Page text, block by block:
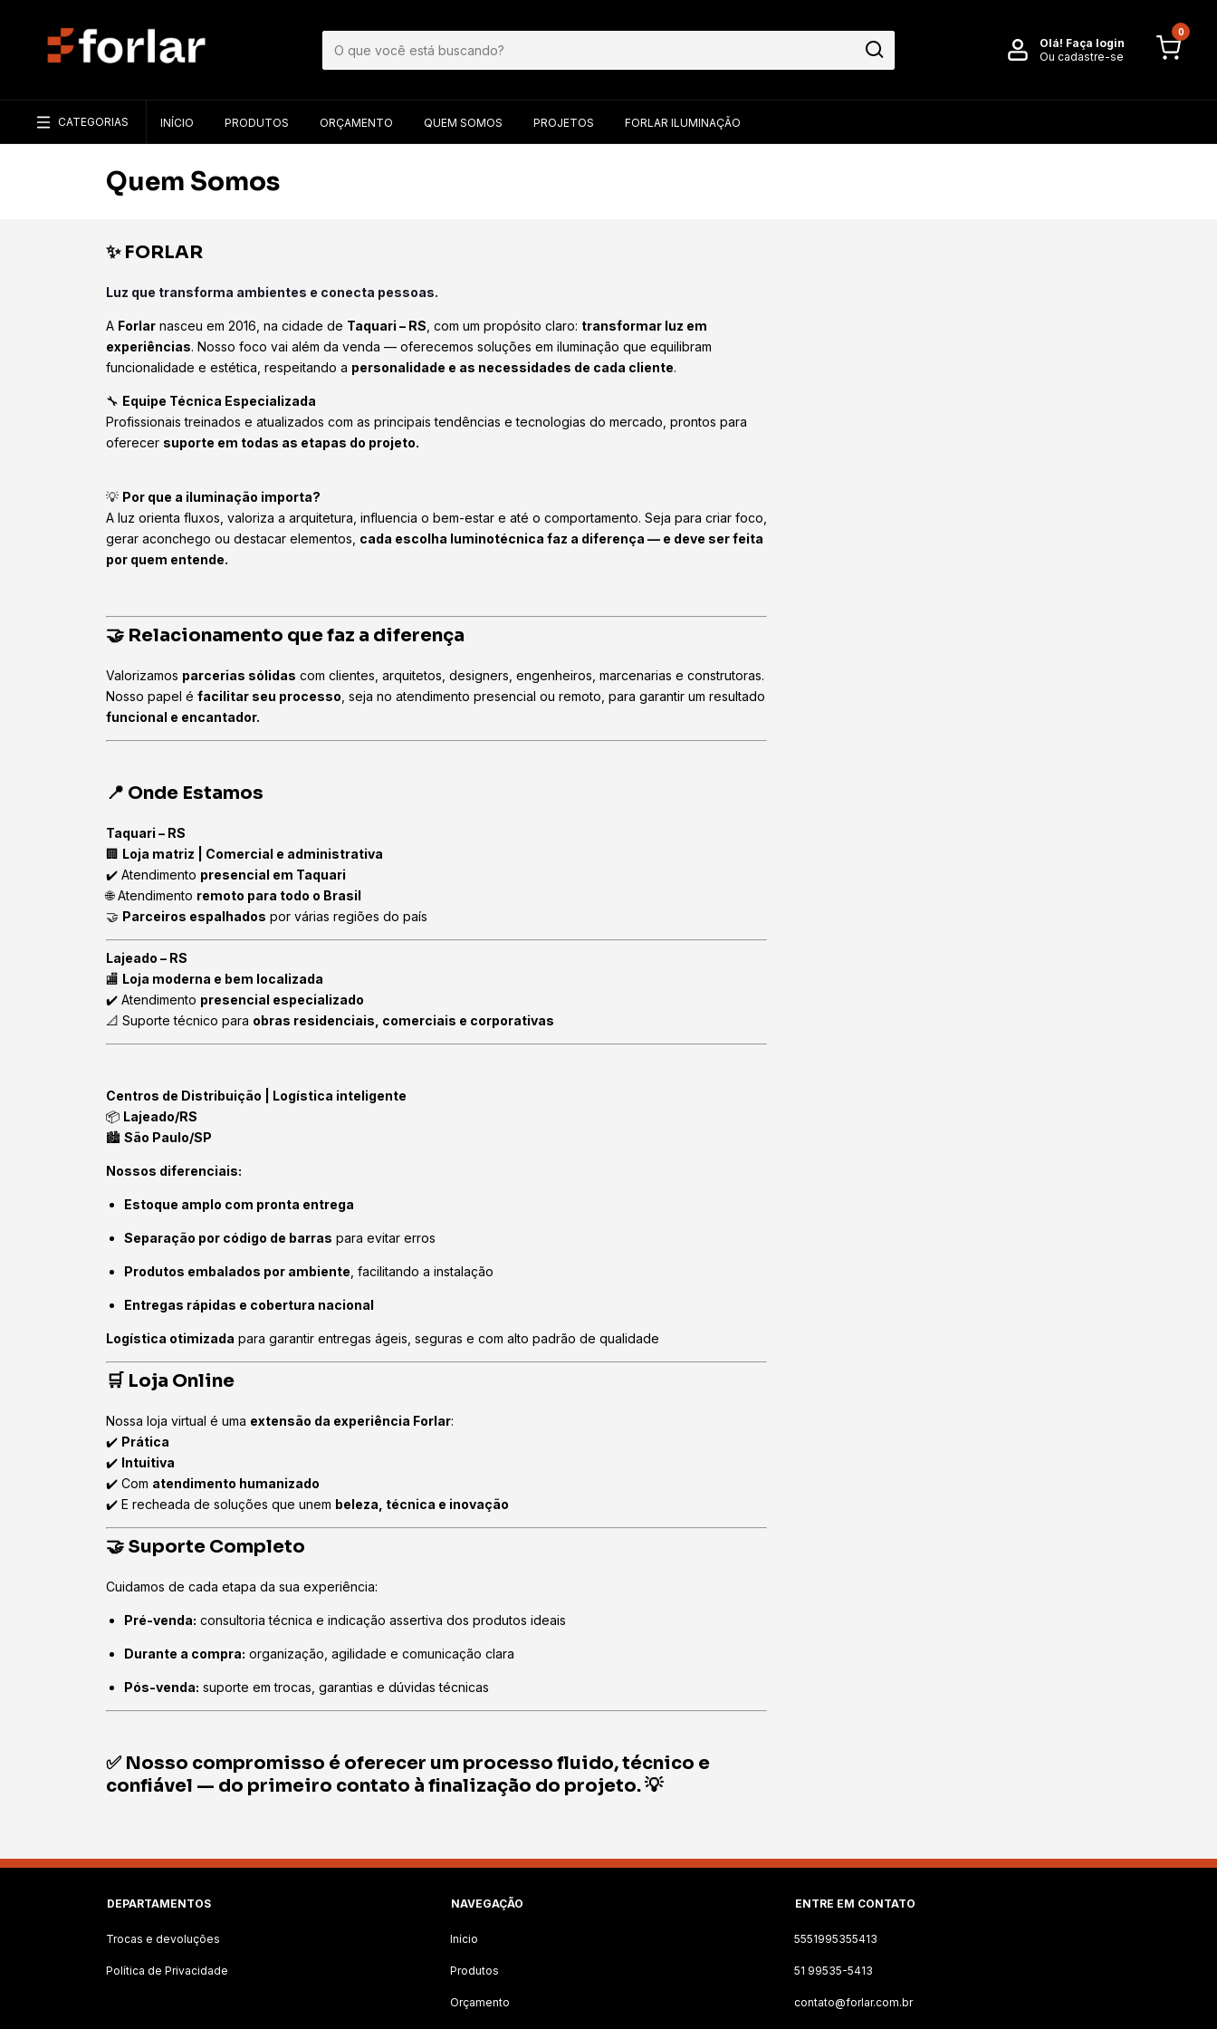
Olá! Faça login
Ou cadastre-se
0
CATEGORIAS INÍCIO PRODUTOS ORÇAMENTO QUEM SOMOS PROJETOS FORLAR ILUMINAÇÃO
Quem Somos
✨ FORLAR
Luz que transforma ambientes e conecta pessoas.
A Forlar nasceu em 2016, na cidade de Taquari – RS , com um propósito claro: transformar luz em
experiências. Nosso foco vai além da venda — oferecemos soluções em iluminação que equilibram
funcionalidade e estética, respeitando a personalidade e as necessidades de cada cliente.
🔧 Equipe Técnica Especializada
Profissionais treinados e atualizados com as principais tendências e tecnologias do mercado, prontos para
oferecer suporte em todas as etapas do projeto.
💡 Por que a iluminação importa?
A luz orienta fluxos, valoriza a arquitetura, influencia o bem-estar e até o comportamento. Seja para criar foco,
gerar aconchego ou destacar elementos, cada escolha luminotécnica faz a diferença — e deve ser feita
por quem entende.
🤝 Relacionamento que faz a diferença
Valorizamos parcerias sólidas com clientes, arquitetos, designers, engenheiros, marcenarias e construtoras.
Nosso papel é facilitar seu processo , seja no atendimento presencial ou remoto, para garantir um resultado
funcional e encantador.
📍 Onde Estamos
Taquari – RS
🏢 Loja matriz | Comercial e administrativa
✔️ Atendimento presencial em Taquari
🌐 Atendimento remoto para todo o Brasil
🤝 Parceiros espalhados por várias regiões do país
Lajeado – RS
🏬 Loja moderna e bem localizada
✔️ Atendimento presencial especializado
📐 Suporte técnico para obras residenciais, comerciais e corporativas
Centros de Distribuição | Logística inteligente
📦 Lajeado/RS
🏙️ São Paulo/SP
Nossos diferenciais:
Estoque amplo com pronta entrega
Separação por código de barras para evitar erros
Produtos embalados por ambiente , facilitando a instalação
Entregas rápidas e cobertura nacional
Logística otimizada para garantir entregas ágeis, seguras e com alto padrão de qualidade
🛒 Loja Online
Nossa loja virtual é uma extensão da experiência Forlar:
✔️ Prática
✔️ Intuitiva
✔️ Com atendimento humanizado
✔️ E recheada de soluções que unem beleza, técnica e inovação
🤝 Suporte Completo
Cuidamos de cada etapa da sua experiência:
Pré-venda: consultoria técnica e indicação assertiva dos produtos ideais
Durante a compra: organização, agilidade e comunicação clara
Pós-venda: suporte em trocas, garantias e dúvidas técnicas
✅ Nosso compromisso é oferecer um processo fluido, técnico e
confiável — do primeiro contato à finalização do projeto. 💡
DEPARTAMENTOS
Trocas e devoluções
Política de Privacidade
NAVEGAÇÃO
Início
Produtos
Orçamento
ENTRE EM CONTATO
5551995355413
51 99535-5413
contato@forlar.com.br